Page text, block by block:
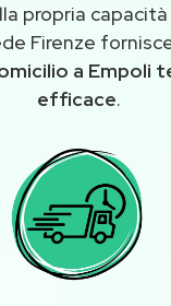
propria capacità
Firenze
a Empoli
efficace.